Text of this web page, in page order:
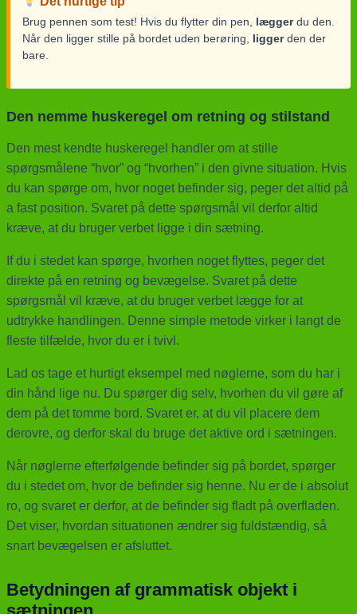
Brug pennen som test! Hvis du flytter din pen, læggerdu den.
Når den ligger stille på bordet uden berøring, liggerden der
bare.
Den nemme huskeregel om retning og stilstand
Den mest kendte huskeregel handler om at stille
spørgsmålene “hvor” og “hvorhen” i den givne situation. Hvis
du kan spørge om, hvor noget befinder sig, peger det altid på
a fast position. Svaret på dette spørgsmål vil derfor altid
kræve, at du bruger verbet ligge i din sætning.
If du i stedet kan spørge, hvorhen noget flyttes, peger det
direkte på en retning og bevægelse. Svaret på dette
spørgsmål vil kræve, at du bruger verbet lægge for at
udtrykke handlingen. Denne simple metode virker i langt de
fleste tilfælde, hvor du er i tvivl.
Lad os tage et hurtigt eksempel med nøglerne, som du har i
din hånd lige nu. Du spørger dig selv, hvorhen du vil gøre af
dem på det tomme bord. Svaret er, at du vil placere dem
derovre, og derfor skal du bruge det aktive ord i sætningen.
Når nøglerne efterfølgende befinder sig på bordet, spørger
du i stedet om, hvor de befinder sig henne. Nu er de i absolut
ro, og svaret er derfor, at de befinder sig fladt på overfladen.
Det viser, hvordan situationen ændrer sig fuldstændig, så
snart bevægelsen er afsluttet.
Betydningen af grammatisk objekt i